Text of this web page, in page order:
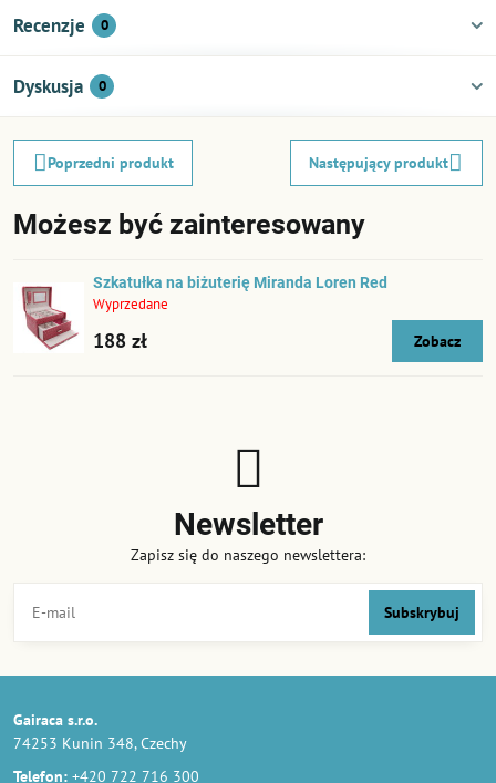
Recenzje 0
Dyskusja 0
Poprzedni produkt Następujący produkt
Możesz być zainteresowany
Szkatułka na biżuterię Miranda Loren Red
Wyprzedane
188 zł Zobacz
Newsletter
Zapisz się do naszego newslettera:
Subskrybuj
Gairaca s.r.o.
74253 Kunin 348, Czechy
Telefon: +420 722 716 300